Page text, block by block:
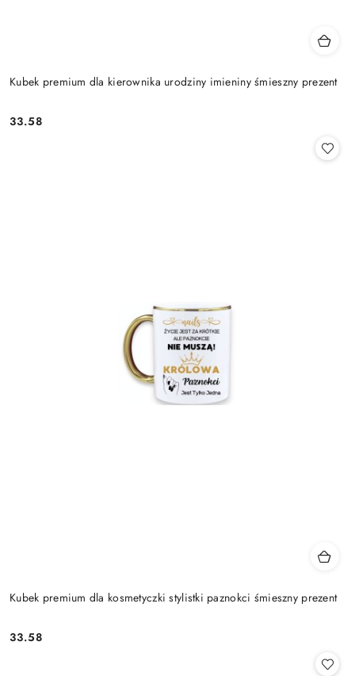
Kubek premium dla kierownika urodziny imieniny śmieszny prezent
Cena:
33.58
Kubek premium dla kosmetyczki stylistki paznokci śmieszny prezent
Cena:
33.58